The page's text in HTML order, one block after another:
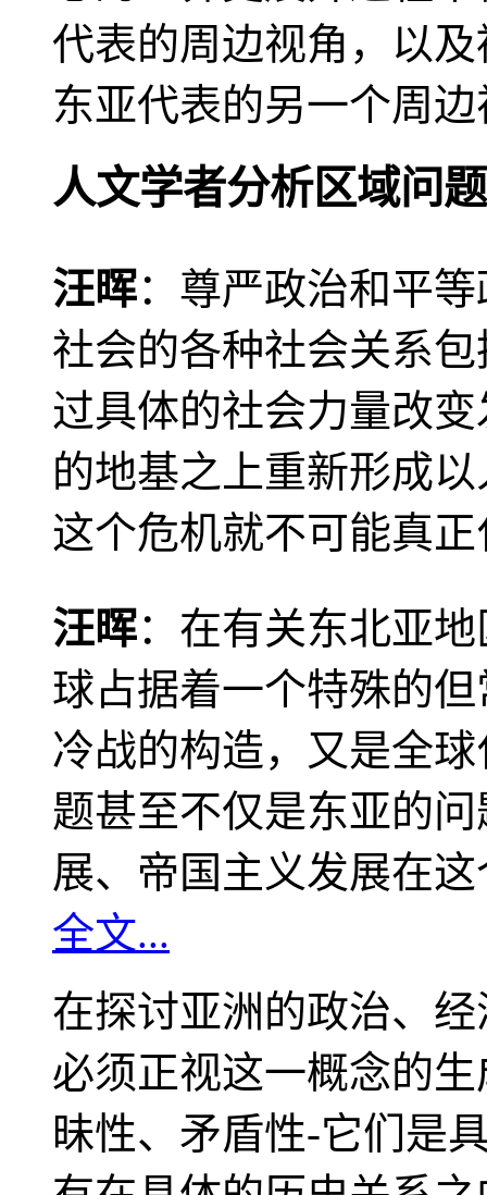
代表的周边视角，以
东亚代表的另一个周
人文学者分析区域问题
汪晖：尊严政治和平
社会的各种社会关系
过具体的社会力量改
的地基之上重新形成
这个危机就不可能真
汪晖：在有关东北亚
球占据着一个特殊的
冷战的构造，又是全
题甚至不仅是东亚的
展、帝国主义发展在
全文...
在探讨亚洲的政治、
必须正视这一概念的
昧性、矛盾性-它们是